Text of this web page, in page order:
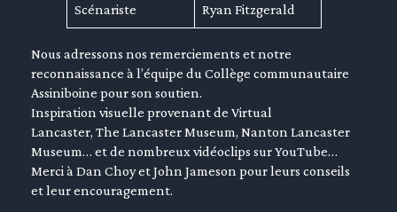
Scénariste Ryan Fitzgerald
Nous adressons nos remerciements et notre
reconnaissance à l’équipe du Collège communautaire
Assiniboine pour son soutien.
Inspiration visuelle provenant de Virtual
Lancaster, The Lancaster Museum, Nanton Lancaster
Museum… et de nombreux vidéoclips sur YouTube…
Merci à Dan Choy et John Jameson pour leurs conseils
et leur encouragement.